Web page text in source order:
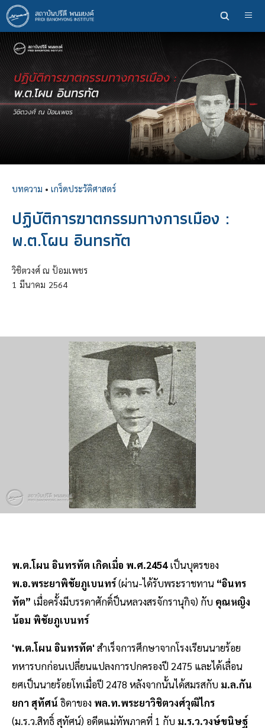
ข้าม
ไป
ยัง
เนื้อหา
หลัก
บทความ • เกร็ดประวัติศาสตร์
ปฏิบัติการฆาตกรรมทางการเมือง :
พ.ต.โผน อินทรทัต
วิชิตวงศ์ ณ ป้อมเพชร
1 มีนาคม 2564
พ.ต.โผน อินทรทัต เกิดเมื่อ พ.ศ.2454เป็นบุตรของ
พ.อ.พระยาพิชัยภูเบนทร์(ผ่าน-ได้รับพระราชทาน “อินทร
ทัต” เมื่อครั้งมีบรรดาศักดิ์ป็นหลวงสรจักรานุกิจ) กับ คุณหญิง
น้อม พิชัยภูเบนทร์
'พ.ต.โผน อินทรทัต'สำเร็จการศึกษาจากโรงเรียนนายร้อย
ทหารบกก่อนเปลี่ยนแปลงการปกครองปี 2475 และได้เลื่อน
ยศเป็นนายร้อยโทเมื่อปี 2478 หลังจากนั้นได้สมรสกับ ม.ล.กัน
ยกา สุทัศน์ ธิดาของ พล.ท.พระยาวิชิตวงศ์วุฒิไกร
(ม.ร.ว.สิทธิ์ สุทัศน์) อดีตแม่ทัพภาคที่ 1 กับ ม.ร.ว.วงษ์ขนิษฐ์